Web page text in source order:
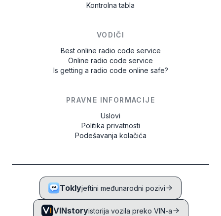
Kontrolna tabla
VODIČI
Best online radio code service
Online radio code service
Is getting a radio code online safe?
PRAVNE INFORMACIJE
Uslovi
Politika privatnosti
Podešavanja kolačića
Toklyjeftini međunarodni pozivi
VINstoryistorija vozila preko VIN-a